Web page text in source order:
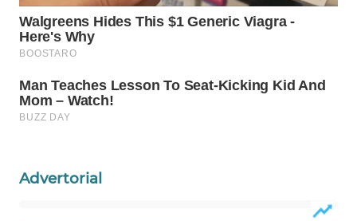
Advertorial
WAHANA
SPORT
UMKM
WAHANA